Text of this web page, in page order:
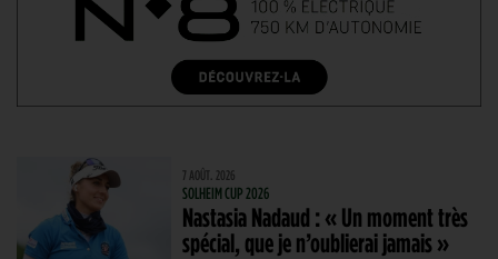
7 AOÛT. 2026
SOLHEIM CUP 2026
Nastasia Nadaud : « Un moment très
spécial, que je n’oublierai jamais »